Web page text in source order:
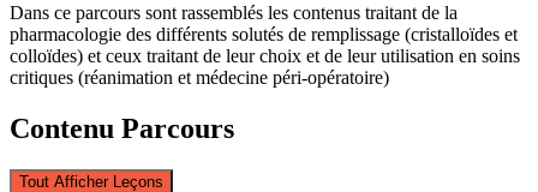
Dans ce parcours sont rassemblés les contenus traitant de la
pharmacologie des différents solutés de remplissage (cristalloïdes et
colloïdes) et ceux traitant de leur choix et de leur utilisation en soins
critiques (réanimation et médecine péri-opératoire)
Contenu Parcours
Tout Afficher Leçons